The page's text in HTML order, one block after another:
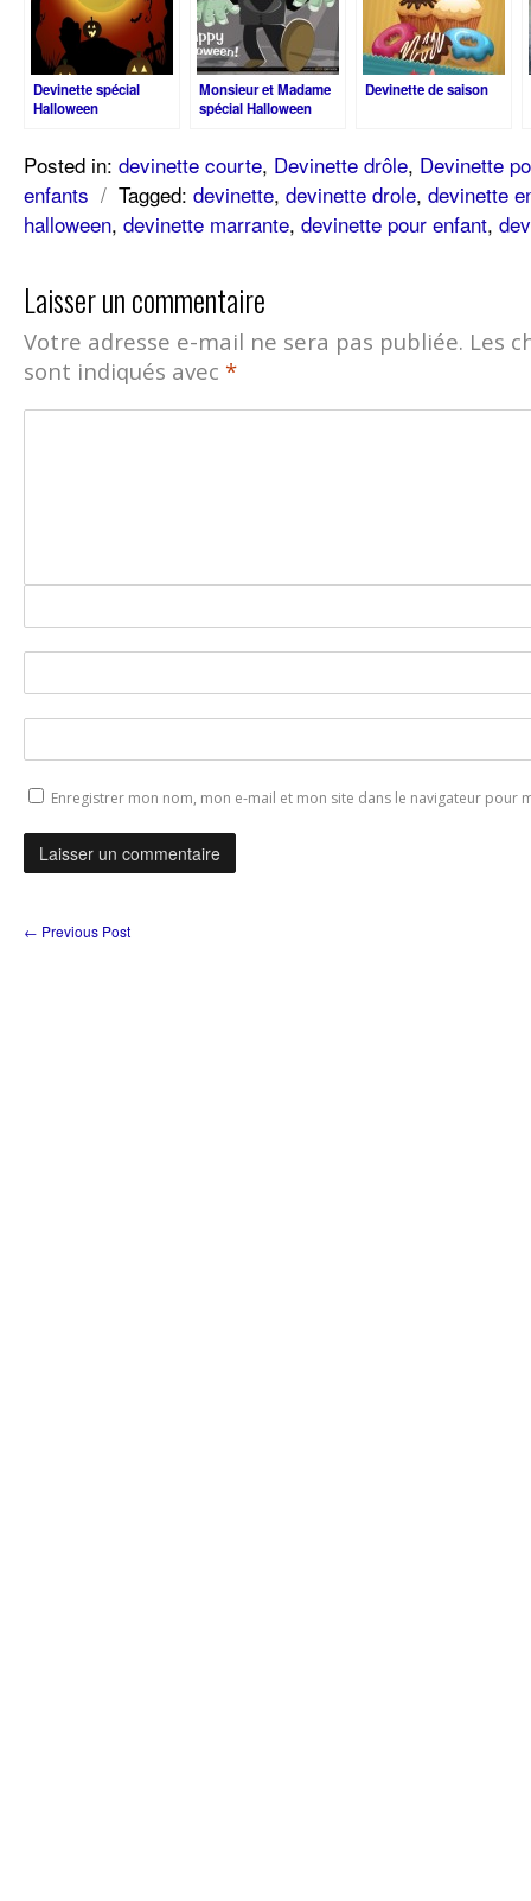
Devinette spécial
Halloween
Monsieur et Madame
spécial Halloween
Devinette de saison
Posted in: devinette courte, Devinette drôle, Devinette
enfants / Tagged: devinette, devinette drole, devinette
halloween, devinette marrante, devinette pour enfant,
Laisser un commentaire
Votre adresse e-mail ne sera pas publiée. Les
sont indiqués avec *
Enregistrer mon nom, mon e-mail et mon site dans le navigateur pour
← Previous Post